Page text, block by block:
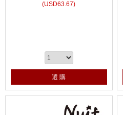
(USD63.67)
選 購